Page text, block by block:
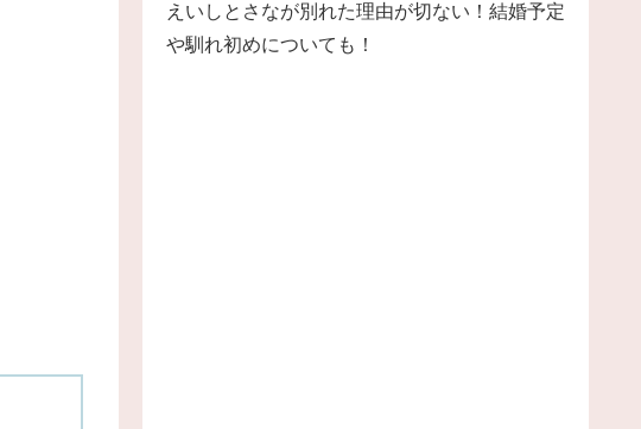
えいしとさなが別れた理由が切ない！結婚予定
や馴れ初めについても！